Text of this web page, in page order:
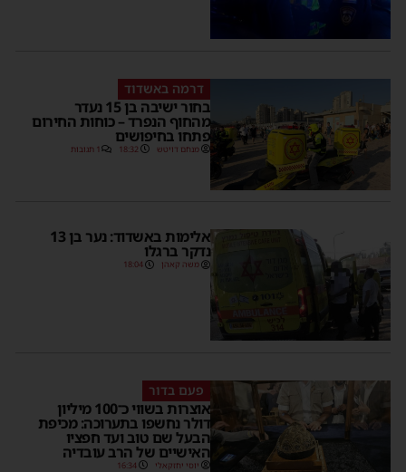
דרמה באשדוד
בחור ישיבה בן 15 נעדר
מהחוף הנפרד – כוחות החירום
פתחו בחיפושים
מנחם דויטש 18:32 1 תגובות
אלימות באשדוד: נער בן 13
נדקר ברגלו
משה קאהן 18:04
פעם בדור
אוצרות בשווי כ־100 מיליון
דולר נחשפו בתערוכה: מכיפת
הבעל שם טוב ועד חפציו
האישיים של הרב עובדיה
יוסי יחזקאלי 16:34